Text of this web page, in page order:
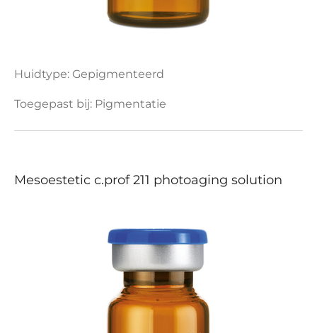
Huidtype: Gepigmenteerd
Toegepast bij: Pigmentatie
Mesoestetic c.prof 211 photoaging solution